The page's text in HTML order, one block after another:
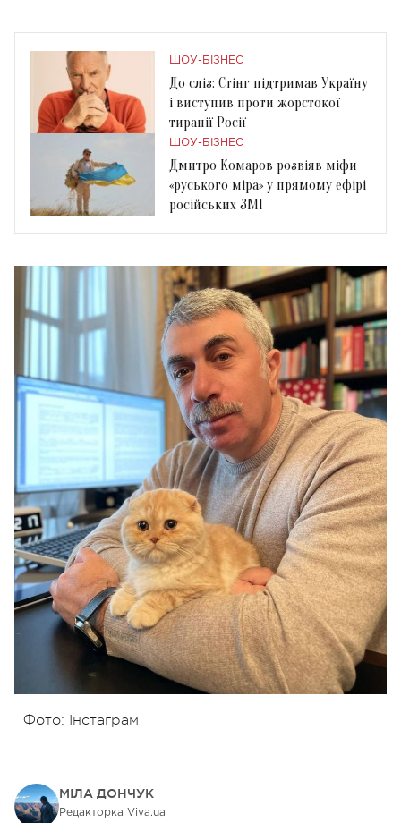
ШОУ-БІЗНЕС
До сліз: Стінг підтримав Україну
і виступив проти жорстокої
тиранії Росії
ШОУ-БІЗНЕС
Дмитро Комаров розвіяв міфи
«руського міра» у прямому ефірі
російських ЗМІ
Фото: Інстаграм
МІЛА ДОНЧУК
Редакторка Viva.ua